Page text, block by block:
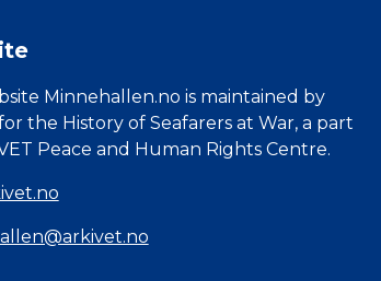
Minnehallen.no is maintained by
the History of Seafarers at War, a part
Peace and Human Rights Centre.